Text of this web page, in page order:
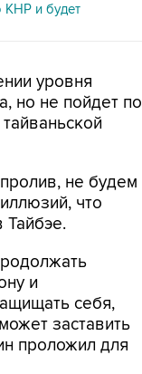
КНР и будет
уровня
но не пойдет по
не будем
что
Тайбэе.
и
себя,
заставить
проложил для